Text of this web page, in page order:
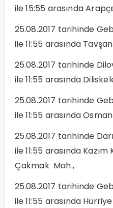
ile 15:55 arasında
25.08.2017 tarihinde
ile 11:55 arasında
25.08.2017 tarihinde
ile 11:55 arasında
25.08.2017 tarihinde
ile 11:55 arasında
25.08.2017 tarihinde
ile 11:55 arasında
Çakmak Mah.,
25.08.2017 tarihinde
ile 11:55 arasında